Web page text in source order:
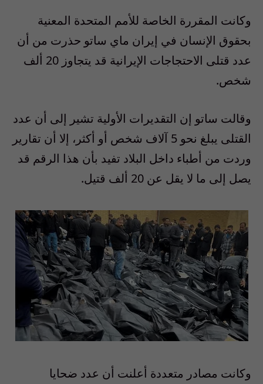
وكانت المقررة الخاصة للأمم المتحدة المعنية
بحقوق الإنسان في إيران ماي ساتو حذرت من أن
عدد قتلى الاحتجاجات الإيرانية قد يتجاوز
ألف
شخص.
وقالت ساتو إن التقديرات الأولية تشير إلى أن عدد
القتلى يبلغ نحو
آلاف شخص أو أكثر، إلا أن تقارير
وردت من أطباء داخل البلاد تفيد بأن هذا الرقم قد
يصل إلى ما لا يقل عن
ألف قتيل.
وكانت مصادر متعددة أعلنت أن عدد ضحايا